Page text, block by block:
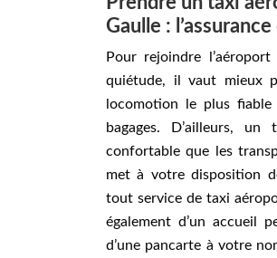
Gaulle :
Pour rejoindre
quiétude, il vaut mieux
locomotion le plus
bagages. D’ailleurs,
confortable que les
met à votre disposition
tout service de taxi
également d’un accueil
d’une pancarte à votre